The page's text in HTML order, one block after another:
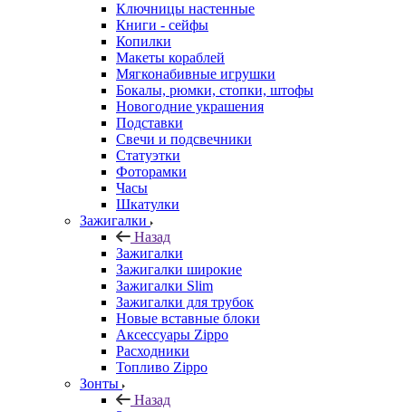
Ключницы настенные
Книги - сейфы
Копилки
Макеты кораблей
Мягконабивные игрушки
Бокалы, рюмки, стопки, штофы
Новогодние украшения
Подставки
Свечи и подсвечники
Статуэтки
Фоторамки
Часы
Шкатулки
Зажигалки
Назад
Зажигалки
Зажигалки широкие
Зажигалки Slim
Зажигалки для трубок
Новые вставные блоки
Аксессуары Zippo
Расходники
Топливо Zippo
Зонты
Назад